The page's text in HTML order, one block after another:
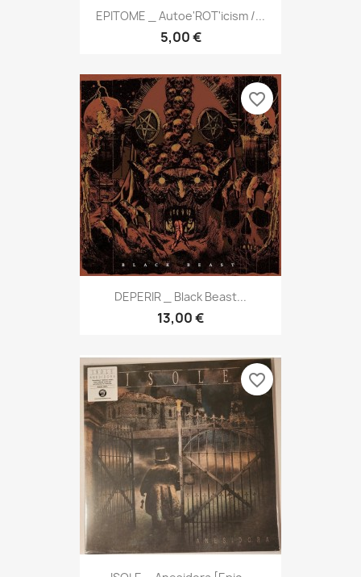
EPITOME _ Autoe'ROT'icism /...
5,00 €
DEPERIR _ Black Beast...
13,00 €
favorite_border
favorite_border